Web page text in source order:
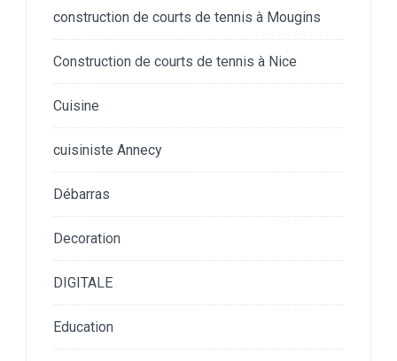
construction de courts de tennis à Mougins
Construction de courts de tennis à Nice
Cuisine
cuisiniste Annecy
Débarras
Decoration
DIGITALE
Education